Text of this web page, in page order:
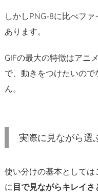
しかしPNG-8に比べフ
あります。
GIFの最大の特徴はアニ
で、動きをつけたいの
ん。
実際に見ながら選
使い分けの基本として
に 目で見ながらキレイ